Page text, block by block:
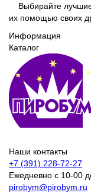
Выбирайте лучшие
их помощью своих
Информация
Каталог
Наши контакты
+7 (391) 228-72-27
Ежедневно с 10-00
pirobym@pirobym.ru